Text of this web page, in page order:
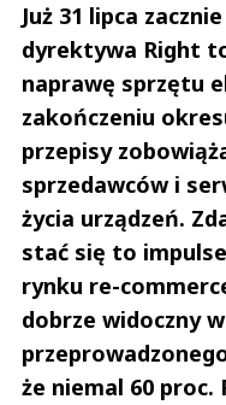
Już 31 lipca
dyrektywa Right
naprawę sprzętu
zakończeniu
przepisy
sprzedawców i
życia urządzeń.
stać się to
rynku re-
dobrze widoczny
że niemal 60